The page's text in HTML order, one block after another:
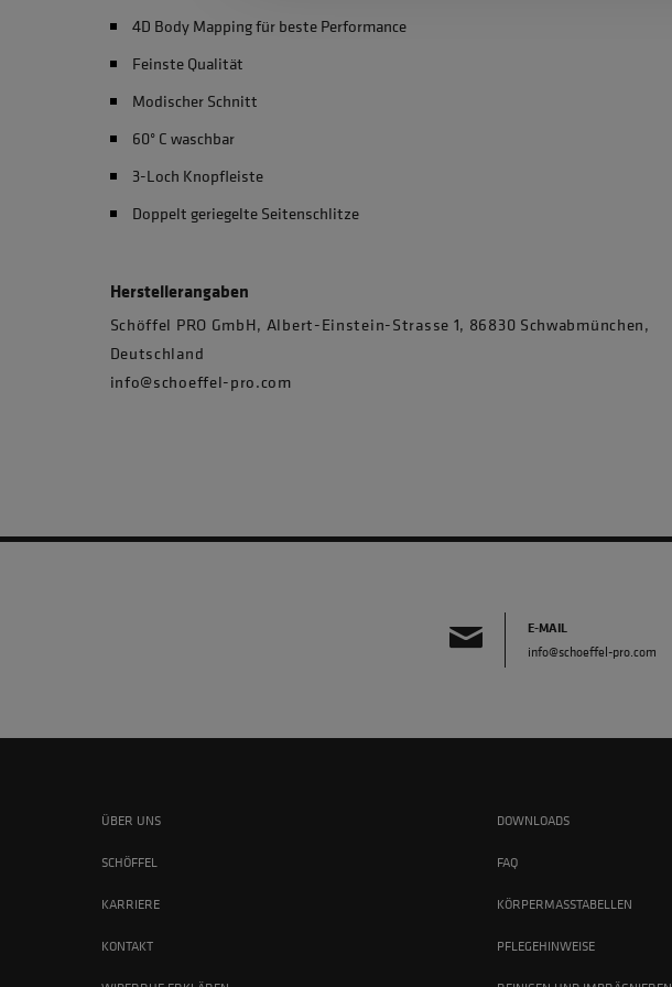
4D Body Mapping für beste Performance
Feinste Qualität
Modischer Schnitt
60° C waschbar
3-Loch Knopfleiste
Doppelt geriegelte Seitenschlitze
Herstellerangaben
Schöffel PRO GmbH, Albert-Einstein-Strasse 1, 86830 Schwabmünchen,
Deutschland
info@schoeffel-pro.com
E-MAIL
info@schoeffel-pro.com
ÜBER UNS
SCHÖFFEL
KARRIERE
KONTAKT
DOWNLOADS
FAQ
KÖRPERMASSTABELLEN
PFLEGEHINWEISE